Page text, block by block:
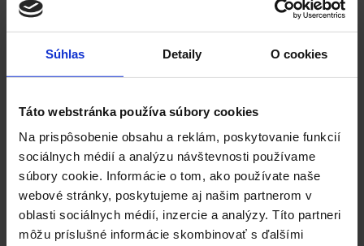
Súhlas Detaily O cookies
Táto webstránka používa súbory cookies
Na prispôsobenie obsahu a reklám, poskytovanie funkcií
sociálnych médií a analýzu návštevnosti používame
súbory cookie. Informácie o tom, ako používate naše
webové stránky, poskytujeme aj našim partnerom v
oblasti sociálnych médií, inzercie a analýzy. Títo partneri
môžu príslušné informácie skombinovať s ďalšími
reklamy, pretože jej zákazníci spontánne
zdieľali svoje skúsenosti, čím šírili
povedomie o značke a podporovali jej ďalší
rozvoj.
Dropbox – Referral program ako
nástroj rastu